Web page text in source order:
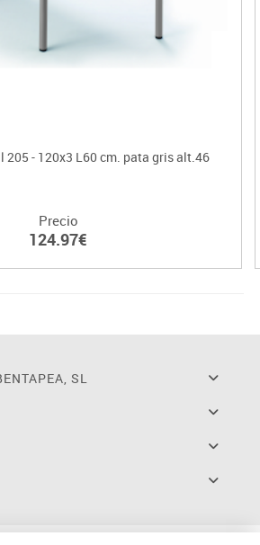
205 - 120x3 L60 cm. pata gris alt.46
Precio
124.97€
SL